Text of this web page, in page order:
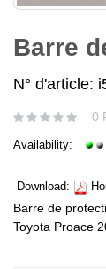
Barre
N° d'article:
0
Availability:
Download:
Barre de
Toyota Proace